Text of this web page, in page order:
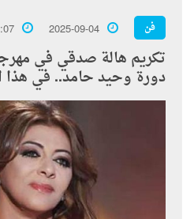
فن 2025-09-04
تكريم هالة صدقي في
دورة وحيد حامد.. في هذا